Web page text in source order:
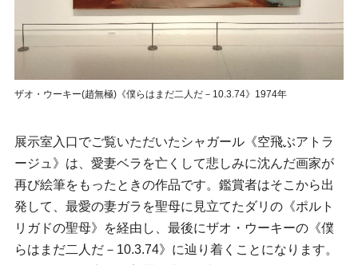
ザオ・ウーキー(趙無極)《僕らはまだ二人だ－10.3.74》1974年
展示室入口でご覧いただいたシャガール《空飛ぶアトラ
ージュ》は、愛妻ベラを亡くして悲しみに沈んだ画家が
再び絵筆をもったときの作品です。鑑賞者はそこから出
発して、最愛の妻ガラを聖母に見立てたダリの《ポルト
リガドの聖母》を経由し、最後にザオ・ウーキーの《僕
らはまだ二人だ－10.3.74》に辿り着くことになります。